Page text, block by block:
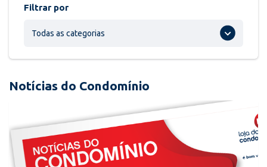
Filtrar por
Todas as categorias
Notícias do Condomínio